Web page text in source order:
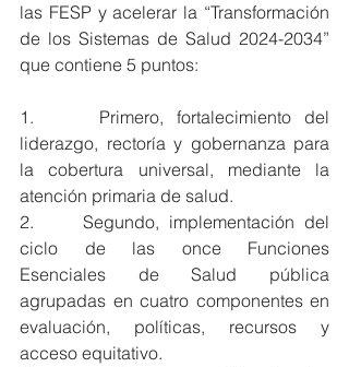
las FESP y acelerar la “Transformación
de los Sistemas de Salud 2024-2034”
que contiene 5 puntos:
1.     Primero, fortalecimiento del
liderazgo, rectoría y gobernanza para
la cobertura universal, mediante la
atención primaria de salud.
2.     Segundo, implementación del
ciclo de las once Funciones
Esenciales de Salud pública
agrupadas en cuatro componentes en
evaluación, políticas, recursos y
acceso equitativo.